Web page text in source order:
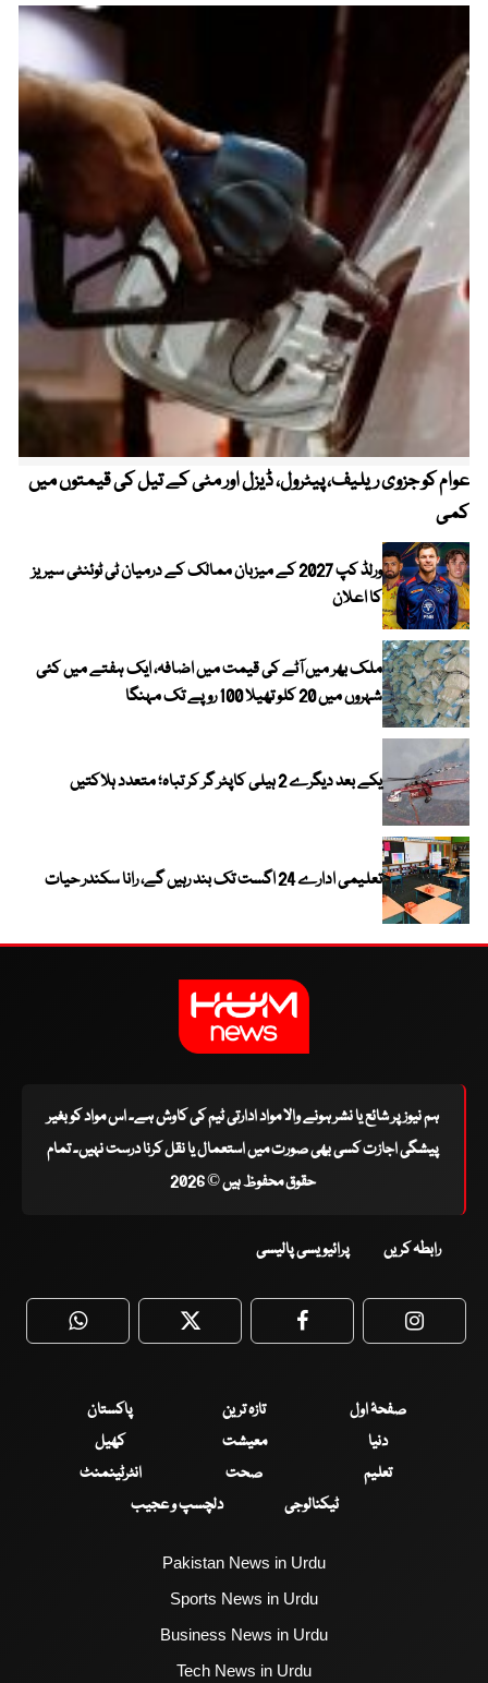
عوام کو جزوی ریلیف، پیٹرول، ڈیزل اور مٹی کے تیل کی قیمتوں میں
کمی
ورلڈ کپ 2027 کے میزبان ممالک کے درمیان ٹی ٹوئنٹی سیریز
کا اعلان
ملک بھر میں آٹے کی قیمت میں اضافہ، ایک ہفتے میں کئی
شہروں میں 20 کلو تھیلا 100 روپے تک مہنگا
یکے بعد دیگرے 2 ہیلی کاپٹر گر کر تباہ؛ متعدد ہلاکتیں
تعلیمی ادارے 24 اگست تک بند رہیں گے، رانا سکندر حیات
ہم نیوز پر شائع یا نشر ہونے والا مواد ادارتی ٹیم کی کاوش ہے۔ اس مواد کو بغیر
پیشگی اجازت کسی بھی صورت میں استعمال یا نقل کرنا درست نہیں۔ تمام
حقوق محفوظ ہیں © 2026
رابطہ کریں پرائیویسی پالیسی
WhatsApp Twitter Facebook
صفحۂ اول تازہ ترین
پاکستان
دنیا
معیشت
کھیل
تعلیم
صحت
انٹرٹینمنٹ
ٹیکنالوجی
دلچسپ و عجیب
Pakistan News in Urdu
Sports News in Urdu
Business News in Urdu
Tech News in Urdu